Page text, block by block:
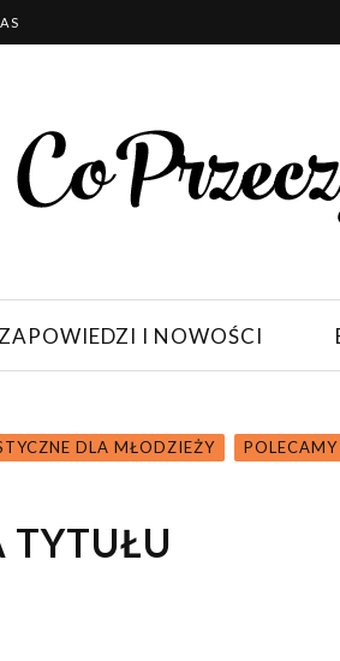
ZAPOWIEDZI I NOWOŚCI
DLA MŁODZIEŻY
POLECAMY
TYTUŁU